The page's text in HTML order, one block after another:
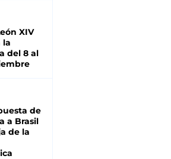
XIV
la
del 8 al
de
a Brasil
de la